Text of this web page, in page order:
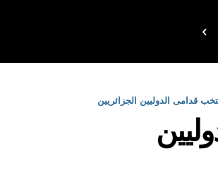
قدامى الدوليين الجزائريين